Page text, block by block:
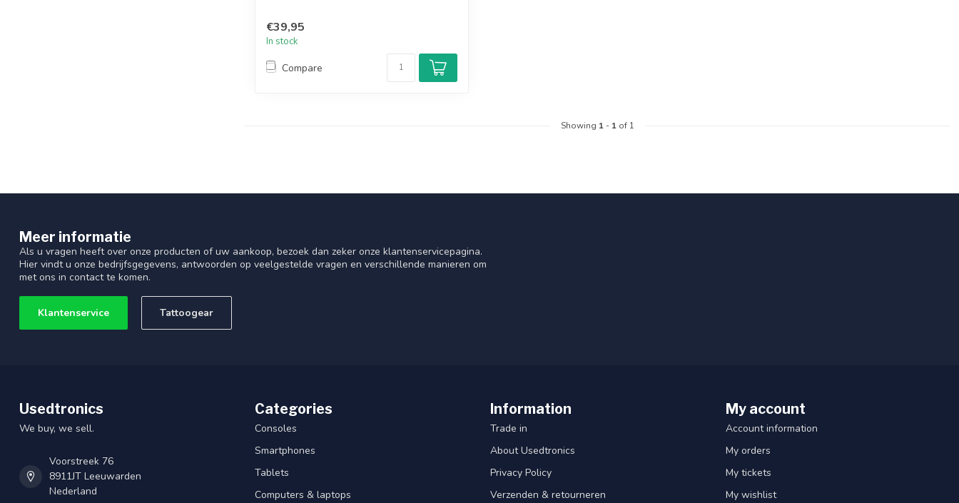
€39,95
In stock
Compare
Showing 1- 1of 1
Meer informatie
Als u vragen heeft over onze producten of uw aankoop, bezoek dan zeker onze klantenservicepagina.
Hier vindt u onze bedrijfsgegevens, antwoorden op veelgestelde vragen en verschillende manieren om
met ons in contact te komen.
Klantenservice Tattoogear
Usedtronics
We buy, we sell.
Voorstreek 76
8911JT Leeuwarden
Nederland
Categories
Consoles
Smartphones
Tablets
Computers & laptops
Information
Trade in
About Usedtronics
Privacy Policy
Verzenden & retourneren
My account
Account information
My orders
My tickets
My wishlist